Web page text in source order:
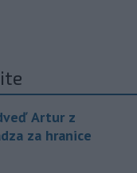
Artur z
za hranice